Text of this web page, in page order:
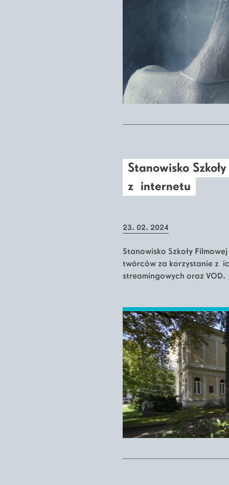
Stanowisko
z internetu
23. 02. 2024
Stanowisko Szkoły
twórców za korzystanie z
streamingowych oraz VOD.